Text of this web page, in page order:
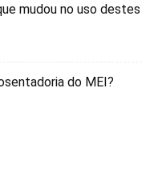
mudou no uso destes
do MEI?